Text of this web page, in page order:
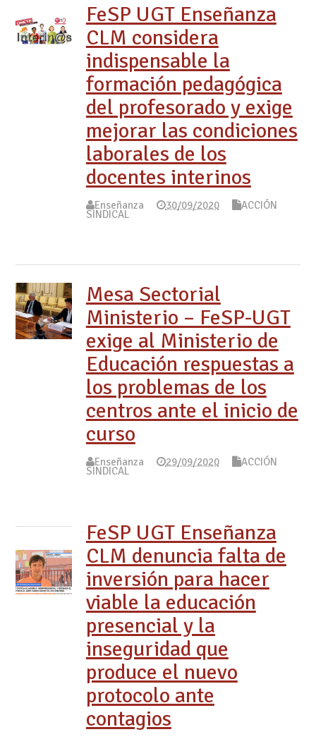
FeSP UGT Enseñanza
CLM considera
indispensable la
formación pedagógica
del profesorado y exige
mejorar las condiciones
laborales de los
docentes interinos
Enseñanza 30/09/2020 ACCIÓN
SINDICAL
Mesa Sectorial
Ministerio – FeSP-UGT
exige al Ministerio de
Educación respuestas a
los problemas de los
centros ante el inicio de
curso
Enseñanza 29/09/2020 ACCIÓN
SINDICAL
FeSP UGT Enseñanza
CLM denuncia falta de
inversión para hacer
viable la educación
presencial y la
inseguridad que
produce el nuevo
protocolo ante
contagios